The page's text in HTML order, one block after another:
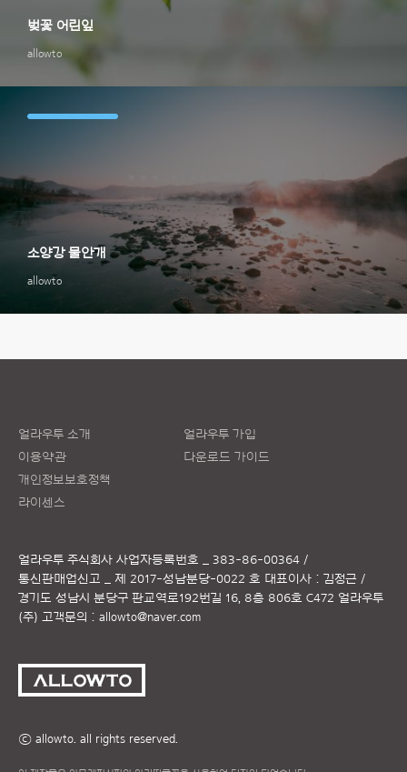
allowto
벚꽃 어린잎
allowto
소양강 물안개
얼라우투 소개
이용약관
개인정보보호정책
라이센스
얼라우투 가입
다운로드 가이드
얼라우투 주식회사 사업자등록번호 _ 383-86-00364 /
통신판매업신고 _ 제 2017-성남분당-0022 호 대표이사 : 김정근 /
경기도 성남시 분당구 판교역로192번길 16, 8층 806호 C472 얼라우투
(주) 고객문의 : allowto@naver.com
ⓒ allowto. all rights reserved.